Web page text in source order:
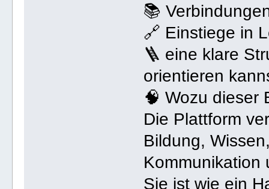
📚
🔗 Einstiege in
🪜 eine klare
orientieren
🧠 Wozu dieser
Die Plattform
Bildung,
Kommunikation
Sie ist wie ein